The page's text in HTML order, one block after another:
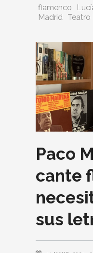
flamenco
Madrid
Teatro
Paco
cante
sus